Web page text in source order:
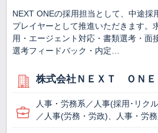
NEXT ONEの採用担当として、中途採
プレイヤーとして推進いただきます。
用・エージェント対応・書類選考・面
選考フィードバック・内定…
株式会社ＮＥＸＴ ＯＮＥ
人事・労務系／人事(採用･リク
／人事(労務・労政)、人事・労